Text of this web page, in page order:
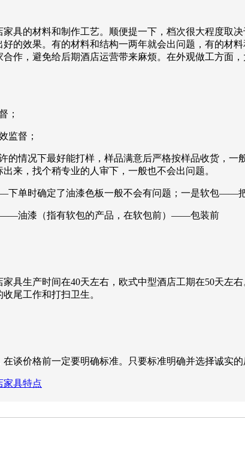
具的材料和制作工艺。顺便提一下，档次很大程度取
的效果。有的材料和结构一两年就会出问题，有的材
作，避免给后期酒店运营带来麻烦。在外观做工方面
；
监督；
的情况下最好能打样，样品满意后严格按样品收货，
来，找个稍专业的人审下，一般也不会出问题。
单时确定了油漆色板一般不会有问题；一是软包——
——油漆（指有软包的产品，在软包前）——包装前
具生产时间在40天左右，欧式中型酒店工期在50天
尾工作和打扫卫生。
谈价格前一定要明确标准。只要标准明确并选择诚实的
家具特点